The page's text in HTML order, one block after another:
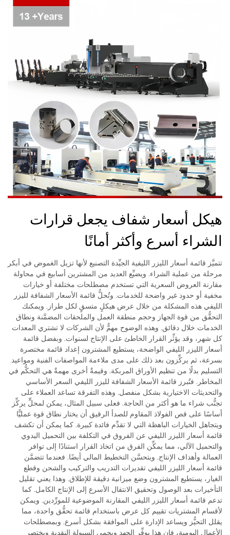
هيكل أسعار شفاف يجعل قرارات
الشراء أسرع وأكثر أمانًا
تتميَّز قائمة أسعار الليزر الليفية الجيِّدة التصنيع لأنها تزيل الغموض في أبكر
مرحلة من عملية الشراء. ويضيِّع العديد من المشترين أسابيع في محاولة
مقارنة العروض السعرية التي تستخدم مصطلحات مختلفة أو خيارات
مخفية أو حدود غير واضحة للخدمات. وتُحلُّ قائمة الأسعار الشفافة لليزر
الليفي هذه المشكلة من خلال عرض هيكلٍ متسقٍ لكل طراز. ويمكنك
التحقُّق من قوة الجهاز وحجم منطقة العمل والملحقات المضمَّنة ونطاق
الخدمات خلال دقائق. وهذه الوضوح مهمٌّ لأن الشركات لا تشتري المعدات
كل شهر، وقد يؤثِّر القرار الخاطئ على الإنتاج لسنوات. وبفضل قائمة
أسعار الليزر الليفي الواضحة، يستطيع المشترون إعداد قائمة مختصرة
بسرعة، ثم يركِّزون بعد ذلك على مدى ملاءمة المواصفات الفنية ومواعيد
التسليم بدلًا من تنظيم الأوراق المربكة. وقيمةٌ أخرى مهمةٌ هي التحكُّم في
المخاطر. فتُبرز قائمة الأسعار الشفافة لليزر الليفي السعر الأساسي
والتحديثات الاختيارية بشكل منفصل. وهذه التفرقة تساعد العملاء على
تجنُّب شراء ما هو أكثر من الحاجة. فعلى سبيل المثال، يمكن لمحلٍّ يركِّز
أساسًا على قص الفولاذ المقاوم للصدأ الرقيق أن يختار نطاق قوة عمليًّا
ويتجاهل الخيارات الباهظة التي لا تقدِّم فائدة كبيرة. كما يمكن أن تكشف
قائمة أسعار الليزر الليفي عن الفروق في التكلفة بين التحميل اليدوي
والتحميل الآلي، مما يمكِّن الفرق من اتخاذ القرار استنادًا إلى توافر
العمالة وأهداف الإنتاج. ويتحسَّن التخطيط المالي أيضًا. فعندما تتضمَّن
قائمة أسعار الليزر الليفي تقديرات التدريب والتركيب والشحن وقطع
الغيار، يستطيع المشترون وضع ميزانية دقيقة للإطلاق. وهذا يعني تقليل
التأخيرات بعد الوصول وتحقيق الانتقال الأسرع إلى الإنتاج الكامل. كما
تدعم قائمة أسعار الليزر الليفي المقارنة الموضوعية للمورِّدين. ويمكن
لأقسام المشتريات تقييم كل عرض باستخدام قائمة تحقُّق واحدة، مما
يقلل التحيُّز ويساعد الإدارة على الموافقة بشكل أسرع. وبمصطلحات
الأعمال اليومية، فإن هذا يوفِّر الجهد ويحمي السيولة النقدية ويختصر